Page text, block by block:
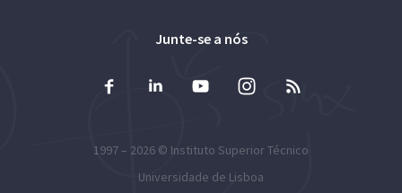
Junte-se a nós
1997 – 2026 © Instituto Superior Técnico
Universidade de Lisboa